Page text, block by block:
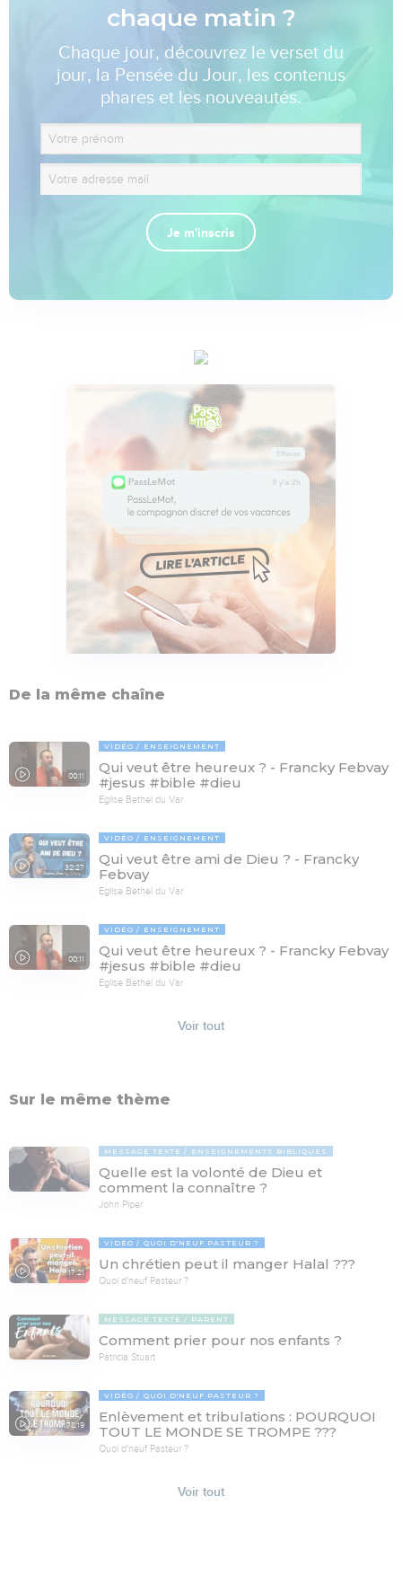
chaque matin ?
Chaque jour, découvrez le verset du
jour, la Pensée du Jour, les contenus
phares et les nouveautés.
Je m'inscris
De la même chaîne
00:11
VIDÉO ENSEIGNEMENT
Qui veut être heureux ? - Francky Febvay
#jesus #bible #dieu
Eglise Bethel du Var
32:27
VIDÉO ENSEIGNEMENT
Qui veut être ami de Dieu ? - Francky
Febvay
Eglise Bethel du Var
00:11
VIDÉO ENSEIGNEMENT
Qui veut être heureux ? - Francky Febvay
#jesus #bible #dieu
Eglise Bethel du Var
Voir tout
Sur le même thème
MESSAGE TEXTE ENSEIGNEMENTS BIBLIQUES
Quelle est la volonté de Dieu et
comment la connaître ?
John Piper
17:21
VIDÉO QUOI D'NEUF PASTEUR ?
Un chrétien peut il manger Halal ???
Quoi d'neuf Pasteur ?
MESSAGE TEXTE PARENT
Comment prier pour nos enfants ?
Patricia Stuart
78:19
VIDÉO QUOI D'NEUF PASTEUR ?
Enlèvement et tribulations : POURQUOI
TOUT LE MONDE SE TROMPE ???
Quoi d'neuf Pasteur ?
Voir tout